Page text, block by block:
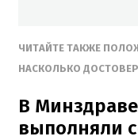
ЧИТАЙТЕ ТАКЖЕ
НАСКОЛЬКО
В
выполняли